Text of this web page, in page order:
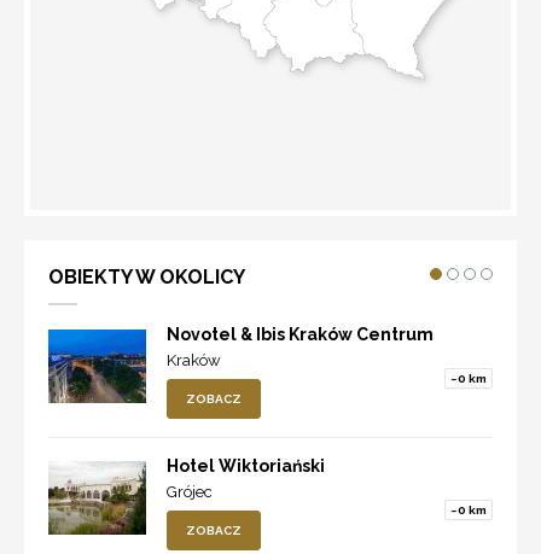
OBIEKTY W OKOLICY
Novotel & Ibis Kraków Centrum
Kraków
~0 km
ZOBACZ
Hotel Wiktoriański
Grójec
~0 km
ZOBACZ